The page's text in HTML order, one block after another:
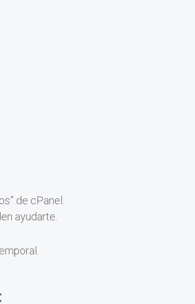
de cPanel.
ayudarte.